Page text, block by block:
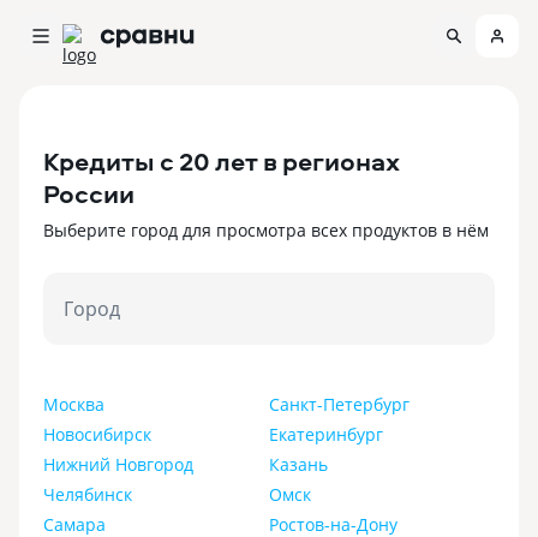
Кредиты c 20 лет в регионах
России
Выберите город для просмотра всех продуктов в нём
Город
Москва
Санкт-Петербург
Новосибирск
Екатеринбург
Нижний Новгород
Казань
Челябинск
Омск
Самара
Ростов-на-Дону